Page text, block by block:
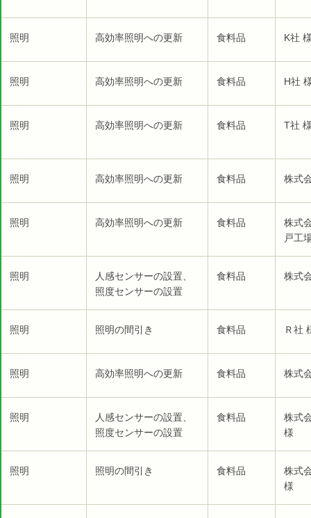
照明 高効率照明への更新 食料品 K社
照明 高効率照明への更新 食料品 H社
照明 高効率照明への更新 食料品 T社
照明 高効率照明への更新 食料品 株式
照明 高効率照明への更新 食料品
株式
戸工
照明
人感センサーの設置、
照度センサーの設置
食料品 株式
照明 照明の間引き 食料品 Ｒ社
照明 高効率照明への更新 食料品 株式
照明
人感センサーの設置、
照度センサーの設置
食料品
株式
様
照明 照明の間引き 食料品
株式
様